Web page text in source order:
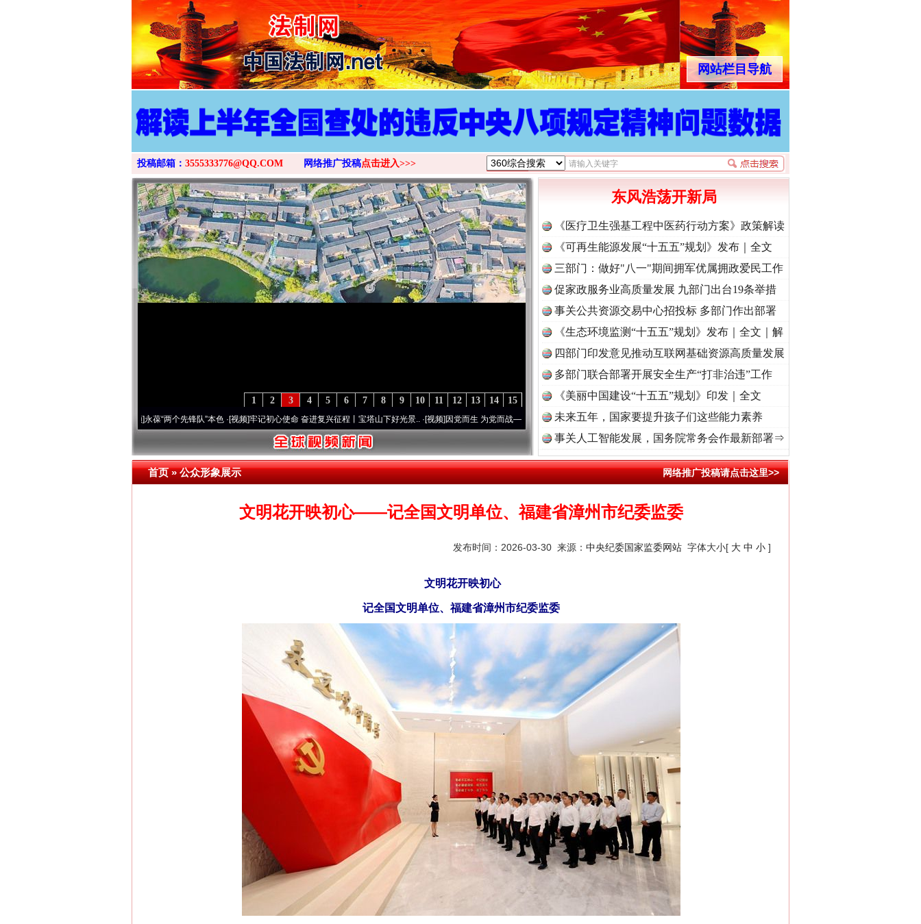
>
网站栏目导航
投稿邮箱： 3555333776@QQ.COM 网络推广投稿点击进入>>>
15
14
13
12
11
10
9
8
7
6
5
4
3
2
1
永葆“两个先锋队”本色·[视频]牢记初心使命 奋进复兴征程丨宝塔山下好光景..·[视频]因党而生 为党而战——百年“纪”事⑧加强纪律..·[视频]牢记初心使命 奋进复兴征程丨“转折之城”激荡..
东风浩荡开新局
《医疗卫生强基工程中医药行动方案》政策解读
《可再生能源发展“十五五”规划》发布｜全文
三部门：做好"八一"期间拥军优属拥政爱民工作
促家政服务业高质量发展 九部门出台19条举措
事关公共资源交易中心招投标 多部门作出部署
《生态环境监测“十五五”规划》发布｜全文｜解
读
四部门印发意见推动互联网基础资源高质量发展
多部门联合部署开展安全生产“打非治违”工作
《美丽中国建设“十五五”规划》印发｜全文
未来五年，国家要提升孩子们这些能力素养
事关人工智能发展，国务院常务会作最新部署⇒
首页»公众形象展示 网络推广投稿请点击这里>>
文明花开映初心——记全国文明单位、福建省漳州市纪委监委
发布时间：2026-03-30 来源： 中央纪委国家监委网站 字体大小[ 大 中 小 ]
文明花开映初心
记全国文明单位、福建省漳州市纪委监委